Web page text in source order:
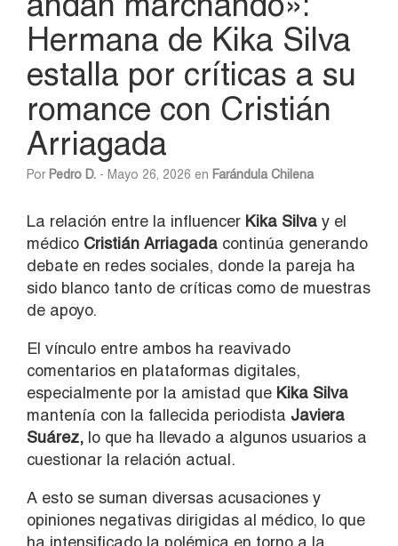
Hermana de Kika Silva
estalla por críticas a su
romance con Cristián
Arriagada
Por Pedro D. - Mayo 26, 2026 en Farándula Chilena
La relación entre la influencer Kika Silva y el
médico Cristián Arriagada continúa generando
debate en redes sociales, donde la pareja ha
sido blanco tanto de críticas como de muestras
de apoyo.
El vínculo entre ambos ha reavivado
comentarios en plataformas digitales,
especialmente por la amistad que Kika Silva
mantenía con la fallecida periodista Javiera
Suárez, lo que ha llevado a algunos usuarios a
cuestionar la relación actual.
A esto se suman diversas acusaciones y
opiniones negativas dirigidas al médico, lo que
ha intensificado la polémica en torno a la